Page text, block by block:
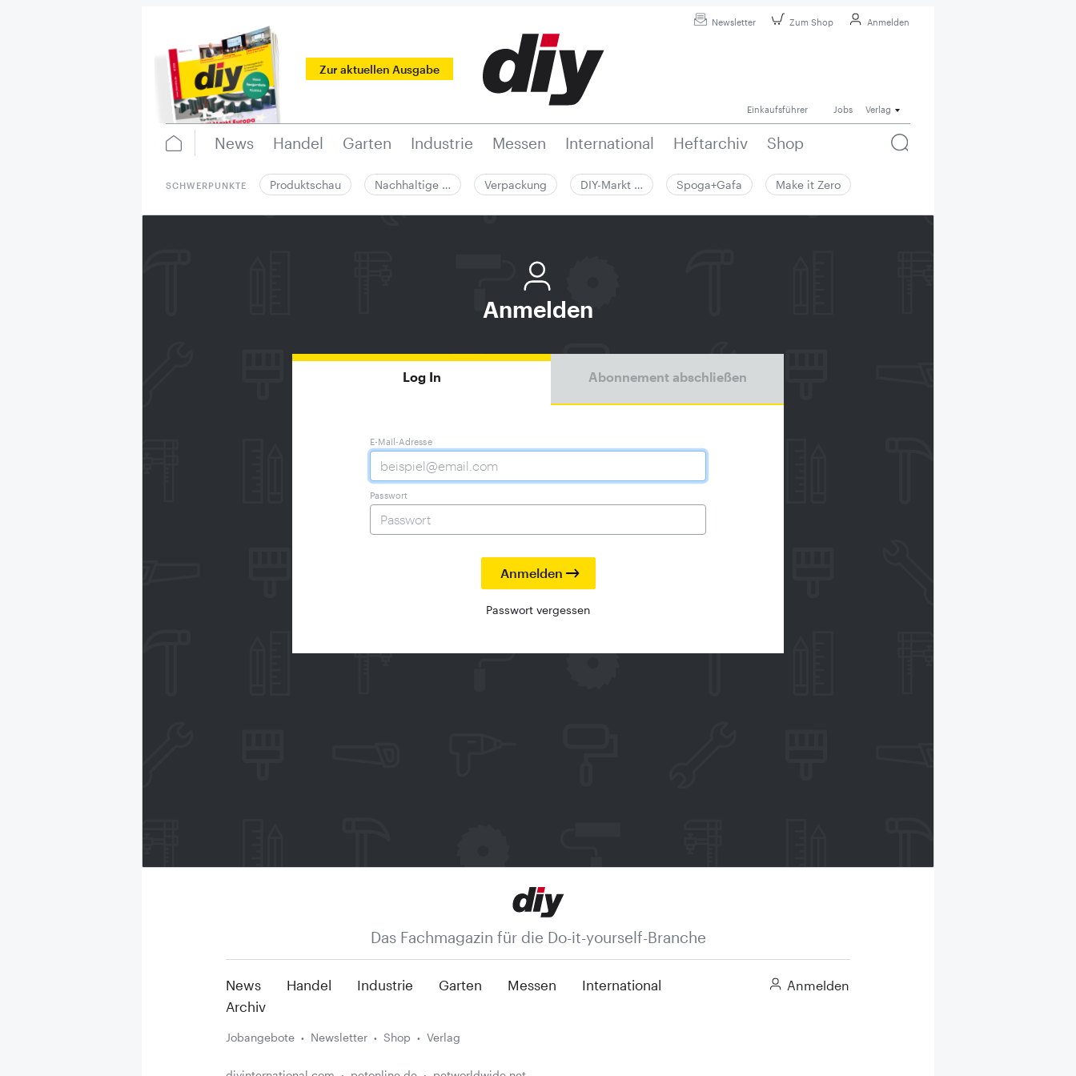
Newsletter Zum Shop Anmelden
Zur aktuellen Ausgabe
Einkaufsführer Jobs Verlag
News Handel Garten Industrie Messen International Heftarchiv Shop
SCHWERPUNKTE Produktschau Nachhaltige … Verpackung DIY-Markt … Spoga+Gafa Make it Zero
Anmelden
Log In Abonnement abschließen
E-Mail-Adresse
Passwort
Passwort vergessen
Das Fachmagazin für die Do-it-yourself-Branche
News Handel Industrie Garten Messen
International
Archiv
Anmelden
Jobangebote Newsletter Shop Verlag